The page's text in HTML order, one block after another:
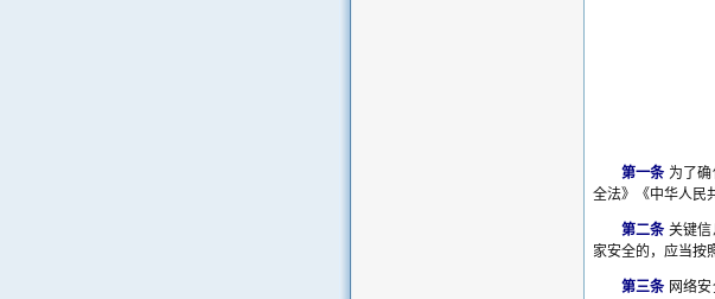
第一条 为了
全法》《中华人民
第二条 关键
家安全的，应当按
第三条 网络